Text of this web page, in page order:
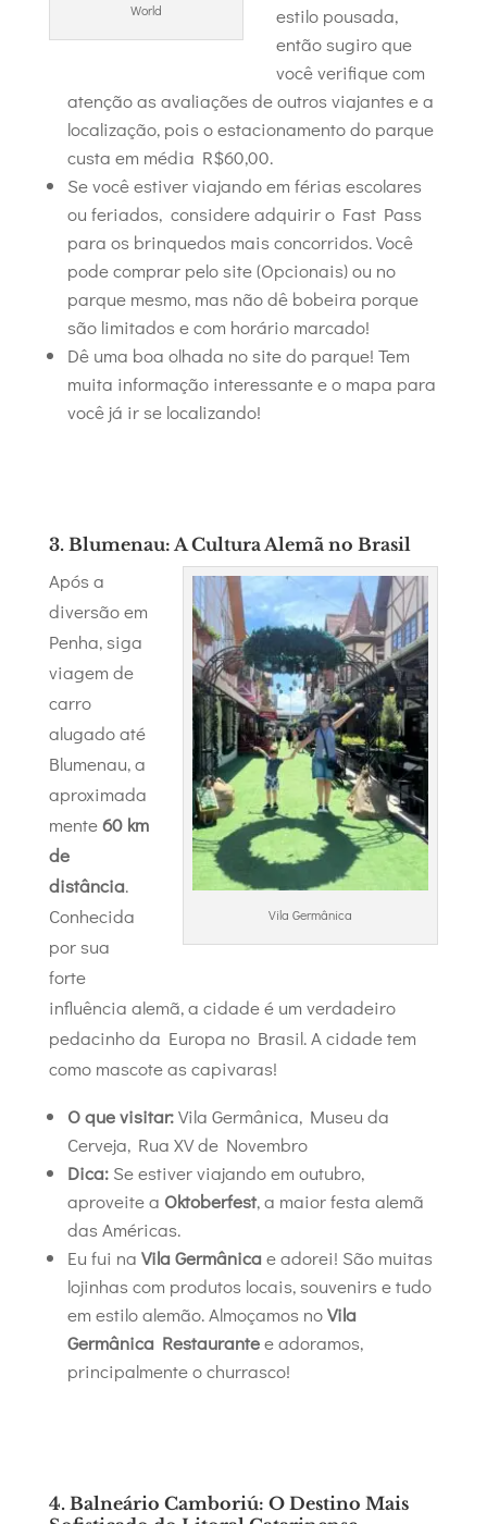
World
estilo pousada,
então sugiro que
você verifique com
atenção as avaliações de outros viajantes e a
localização, pois o estacionamento do parque
custa em média R$60,00.
Se você estiver viajando em férias escolares
ou feriados, considere adquirir o Fast Pass
para os brinquedos mais concorridos. Você
pode comprar pelo site (Opcionais) ou no
parque mesmo, mas não dê bobeira porque
são limitados e com horário marcado!
Dê uma boa olhada no site do parque! Tem
muita informação interessante e o mapa para
você já ir se localizando!
3. Blumenau: A Cultura Alemã no Brasil
Vila Germânica
Após a
diversão em
Penha, siga
viagem de
carro
alugado até
Blumenau, a
aproximada
mente60 km
de
distância.
Conhecida
por sua
forte
influência alemã, a cidade é um verdadeiro
pedacinho da Europa no Brasil. A cidade tem
como mascote as capivaras!
O que visitar:Vila Germânica, Museu da
Cerveja, Rua XV de Novembro
Dica:Se estiver viajando em outubro,
aproveite a Oktoberfest, a maior festa alemã
das Américas.
Eu fui na Vila Germânicae adorei! São muitas
lojinhas com produtos locais, souvenirs e tudo
em estilo alemão. Almoçamos noVila
Germânica Restaurantee adoramos,
principalmente o churrasco!
4. Balneário Camboriú: O Destino Mais